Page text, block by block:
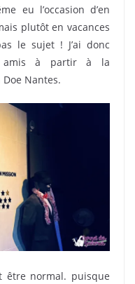
eu l’occasion d’en
plutôt en vacances
le sujet ! J’ai donc
amis à partir à la
Doe Nantes.
être normal. puisque